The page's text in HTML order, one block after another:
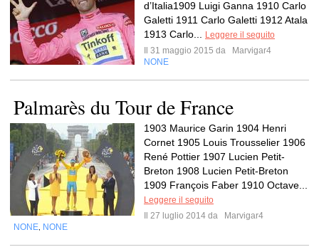
d’Italia1909 Luigi Ganna 1910 Carlo
Galetti 1911 Carlo Galetti 1912 Atala
1913 Carlo...
Leggere il seguito
Il 31 maggio 2015 da
Marvigar4
NONE
Palmarès du Tour de France
1903 Maurice Garin 1904 Henri
Cornet 1905 Louis Trousselier 1906
René Pottier 1907 Lucien Petit-
Breton 1908 Lucien Petit-Breton
1909 François Faber 1910 Octave...
Leggere il seguito
Il 27 luglio 2014 da
Marvigar4
NONE NONE